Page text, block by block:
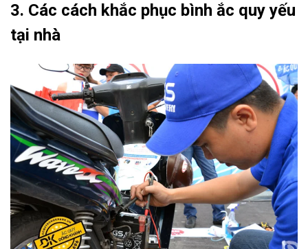
3. Các cách khắc phục bình ắc quy yếu
tại nhà